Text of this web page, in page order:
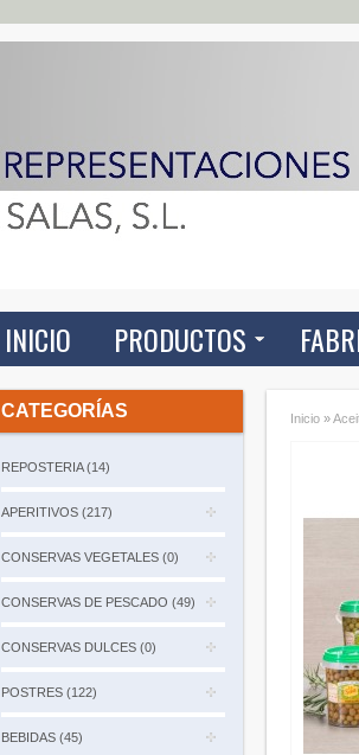
INICIO PRODUCTOS
CATEGORÍAS
REPOSTERIA (14)
APERITIVOS (217)
CONSERVAS VEGETALES (0)
CONSERVAS DE PESCADO (49)
CONSERVAS DULCES (0)
POSTRES (122)
BEBIDAS (45)
Inicio »